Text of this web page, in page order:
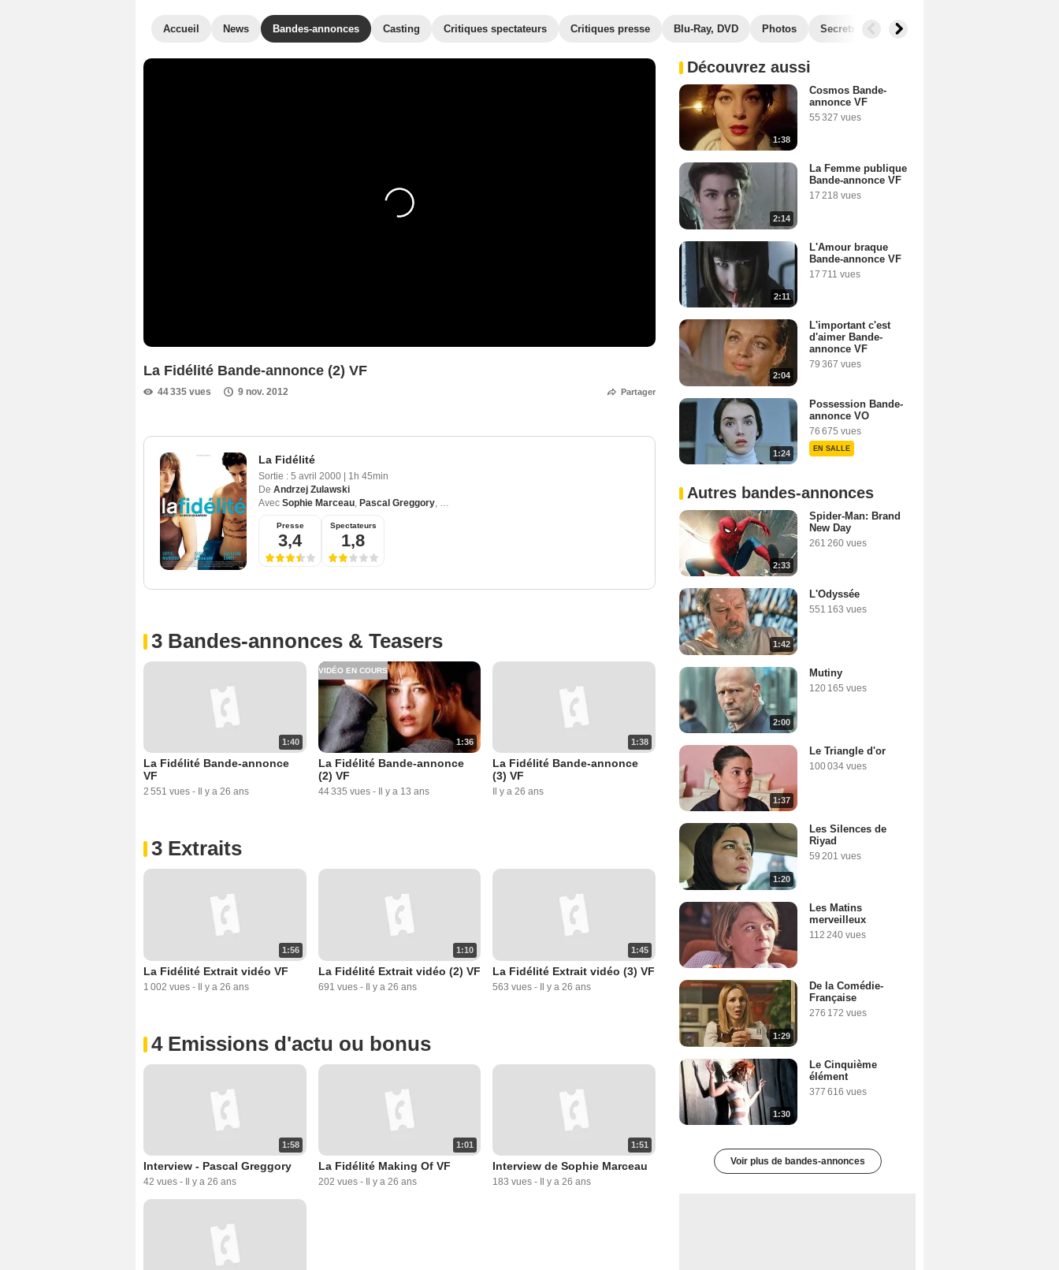
Accueil News Bandes-annonces Casting Critiques spectateurs Critiques presse Blu-Ray, DVD Photos Secrets de tournage
La Fidélité Bande-annonce (2) VF
44 335 vues 9 nov. 2012 Partager
La Fidélité
Sortie : 5 avril 2000
1h 45min
De Andrzej Zulawski
Avec Sophie Marceau, Pascal Greggory, Guillaume Canet
Presse
3,4
Spectateurs
1,8
3 Bandes-annonces & Teasers
1:40
La Fidélité Bande-annonce
VF
2 551 vues - Il y a 26 ans
1:36
VIDÉO EN COURS
La Fidélité Bande-annonce
(2) VF
44 335 vues - Il y a 13 ans
1:38
La Fidélité Bande-annonce
(3) VF
Il y a 26 ans
3 Extraits
1:56
La Fidélité Extrait vidéo VF
1 002 vues - Il y a 26 ans
1:10
La Fidélité Extrait vidéo (2) VF
691 vues - Il y a 26 ans
1:45
La Fidélité Extrait vidéo (3) VF
563 vues - Il y a 26 ans
4 Emissions d'actu ou bonus
1:58
Interview - Pascal Greggory
42 vues - Il y a 26 ans
1:01
La Fidélité Making Of VF
202 vues - Il y a 26 ans
1:51
Interview de Sophie Marceau
183 vues - Il y a 26 ans
Découvrez aussi
1:38
Cosmos Bande-
annonce VF
55 327 vues
2:14
La Femme publique
Bande-annonce VF
17 218 vues
2:11
L'Amour braque
Bande-annonce VF
17 711 vues
2:04
L'important c'est
d'aimer Bande-
annonce VF
79 367 vues
1:24
Possession Bande-
annonce VO
76 675 vues
EN SALLE
Autres bandes-annonces
2:33
Spider-Man: Brand
New Day
261 260 vues
1:42
L'Odyssée
551 163 vues
2:00
Mutiny
120 165 vues
1:37
Le Triangle d'or
100 034 vues
1:20
Les Silences de
Riyad
59 201 vues
Les Matins
merveilleux
112 240 vues
1:29
De la Comédie-
Française
276 172 vues
1:30
Le Cinquième
élément
377 616 vues
Voir plus de bandes-annonces